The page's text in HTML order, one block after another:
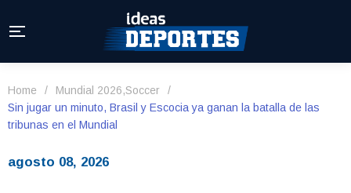
Home / Mundial 2026,Soccer
/
Sin jugar un minuto, Brasil y Escocia ya ganan la batalla de las
tribunas en el Mundial
agosto 08, 2026